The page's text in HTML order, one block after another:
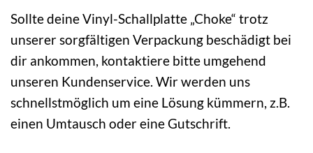
Sollte deine Vinyl-Schallplatte „Choke“ trotz
unserer sorgfältigen Verpackung beschädigt bei
dir ankommen, kontaktiere bitte umgehend
unseren Kundenservice. Wir werden uns
schnellstmöglich um eine Lösung kümmern, z.B.
einen Umtausch oder eine Gutschrift.